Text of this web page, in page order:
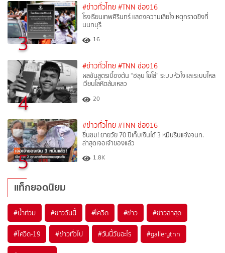
3
#ข่าวทั่วไทย #TNN ช่อง16
โรงเรียนเทพศิรินทร์ แสดงความเสียใจเหตุกราดยิงที่
นนทบุรี
16
4
#ข่าวทั่วไทย #TNN ช่อง16
ผลชันสูตรเบื้องต้น “ฮลุน โซโล่” ระบบหัวใจและระบบไหล
เวียนโลหิตล้มเหลว
20
5
#ข่าวทั่วไทย #TNN ช่อง16
ชื่นชม! ยายวัย 70 ปีเก็บเงินได้ 3 หมื่นรีบแจ้งจนท.
ล่าสุดเจอเจ้าของแล้ว
1.8K
แท็กยอดนิยม
#น้ำท่วม #ข่าววันนี้ #โควิด #ข่าว #ข่าวล่าสุด
#โควิด-19 #ข่าวทั่วไป #วันนี้วันอะไร #gallerytnn